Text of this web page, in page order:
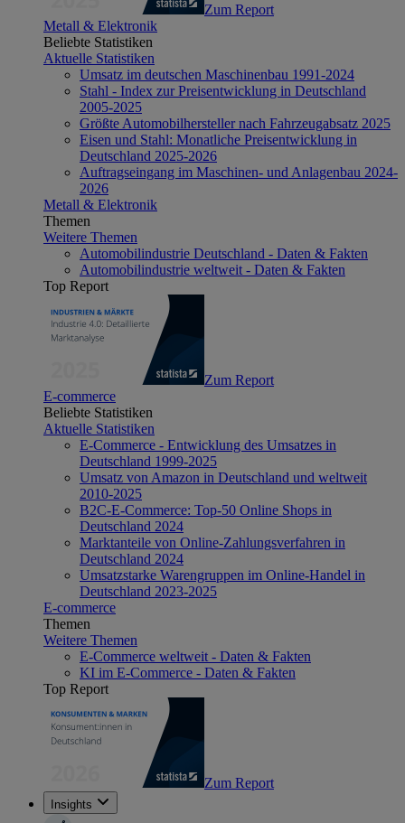
Zum Report
Metall & Elektronik
Beliebte Statistiken
Aktuelle Statistiken
Umsatz im deutschen Maschinenbau 1991-2024
Stahl - Index zur Preisentwicklung in Deutschland
2005-2025
Größte Automobilhersteller nach Fahrzeugabsatz 2025
Eisen und Stahl: Monatliche Preisentwicklung in
Deutschland 2025-2026
Auftragseingang im Maschinen- und Anlagenbau 2024-
2026
Metall & Elektronik
Themen
Weitere Themen
Automobilindustrie Deutschland - Daten & Fakten
Automobilindustrie weltweit - Daten & Fakten
Top Report
Zum Report
E-commerce
Beliebte Statistiken
Aktuelle Statistiken
E-Commerce - Entwicklung des Umsatzes in
Deutschland 1999-2025
Umsatz von Amazon in Deutschland und weltweit
2010-2025
B2C-E-Commerce: Top-50 Online Shops in
Deutschland 2024
Marktanteile von Online-Zahlungsverfahren in
Deutschland 2024
Umsatzstarke Warengruppen im Online-Handel in
Deutschland 2023-2025
E-commerce
Themen
Weitere Themen
E-Commerce weltweit - Daten & Fakten
KI im E-Commerce - Daten & Fakten
Top Report
Zum Report
Insights